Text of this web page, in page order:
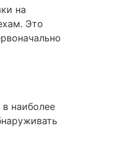
на
Это
наиболее